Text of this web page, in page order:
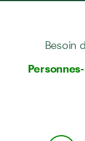
Besoin